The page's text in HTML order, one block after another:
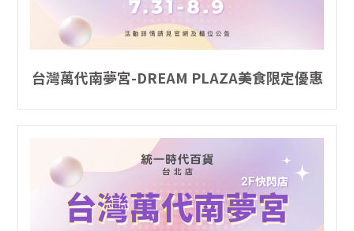
台灣萬代南夢宮-DREAM PLAZA美食限定優惠